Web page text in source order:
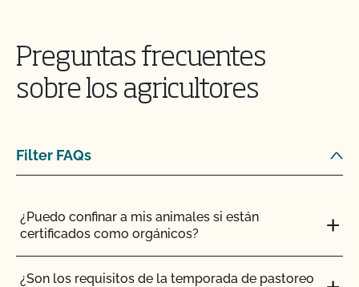
su salud y la del medio ambiente.
La mención "Cultivado orgánicamente de acuerdo
productos orgánicos en California. No está obligado a
indicar su número de registro orgánico estatal en las
Utilice el logotipo del CCOF
Preguntas frecuentes
sobre los agricultores
Filter FAQs
¿Puedo confinar a mis animales si están
certificados como orgánicos?
¿Son los requisitos de la temporada de pastoreo